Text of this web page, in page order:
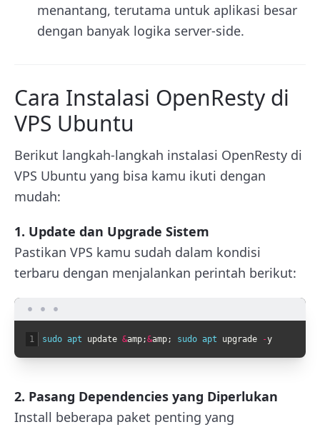
menantang, terutama untuk aplikasi besar
dengan banyak logika server-side.
Cara Instalasi OpenResty di
VPS Ubuntu
Berikut langkah-langkah instalasi OpenResty di
VPS Ubuntu yang bisa kamu ikuti dengan
mudah:
1. Update dan Upgrade Sistem
Pastikan VPS kamu sudah dalam kondisi
terbaru dengan menjalankan perintah berikut:
1 sudo apt update &amp;&amp; sudo apt upgrade -y
2. Pasang Dependencies yang Diperlukan
Install beberapa paket penting yang